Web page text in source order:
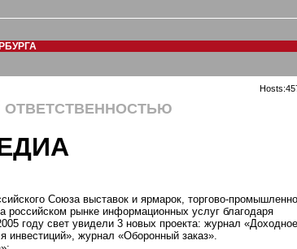
Союза выставок и ярмарок, торгово-
российском рынке информационных услуг благодаря
году свет увидели 3 новых проекта: журнал
инвестиций», журнал «Оборонный заказ».